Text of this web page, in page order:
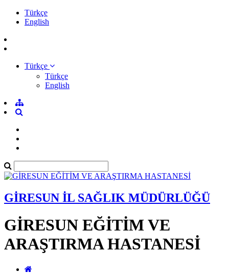
Türkçe
English
Türkçe
Türkçe
English
GİRESUN İL SAĞLIK MÜDÜRLÜĞÜ
GİRESUN EĞİTİM VE
ARAŞTIRMA HASTANESİ